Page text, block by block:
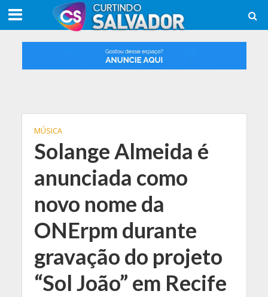
MÚSICA
Solange Almeida é
anunciada como
novo nome da
ONErpm durante
gravação do projeto
“Sol João” em Recife